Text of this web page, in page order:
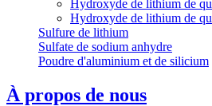
Hydroxyde de lithium de
Hydroxyde de lithium de
Sulfure de lithium
Sulfate de sodium anhydre
Poudre d'aluminium et de silicium
À propos de nous